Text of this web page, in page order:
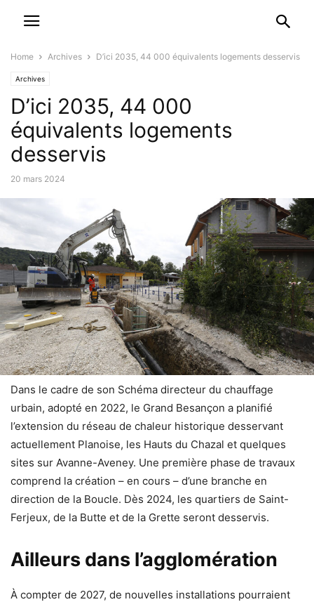
Home Archives D’ici 2035, 44 000 équivalents logements desservis
Archives
D’ici 2035, 44 000
équivalents logements
desservis
20 mars 2024
Dans le cadre de son Schéma directeur du chauffage
urbain, adopté en 2022, le Grand Besançon a planifié
l’extension du réseau de chaleur historique desservant
actuellement Planoise, les Hauts du Chazal et quelques
sites sur Avanne-Aveney. Une première phase de travaux
comprend la création – en cours – d’une branche en
direction de la Boucle. Dès 2024, les quartiers de Saint-
Ferjeux, de la Butte et de la Grette seront desservis.
Ailleurs dans l’agglomération
À compter de 2027, de nouvelles installations pourraient